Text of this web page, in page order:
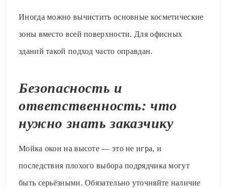
Иногда можно вычистить основные косметические
зоны вместо всей поверхности. Для офисных
зданий такой подход часто оправдан.
Безопасность и
ответственность: что
нужно знать заказчику
Мойка окон на высоте — это не игра, и
последствия плохого выбора подрядчика могут
быть серьёзными. Обязательно уточняйте наличие